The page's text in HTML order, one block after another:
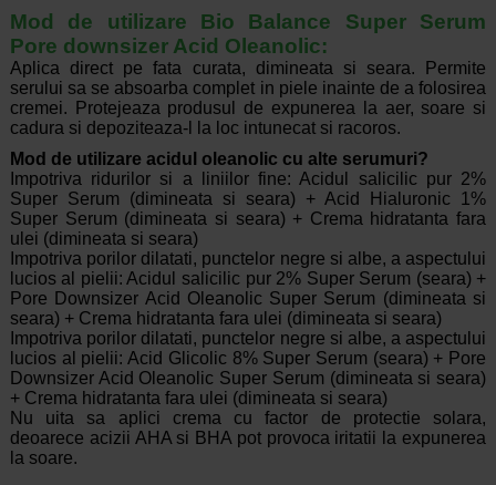
Mod de utilizare Bio Balance Super Serum
Pore downsizer Acid Oleanolic:
Aplica direct pe fata curata, dimineata si seara. Permite
serului sa se absoarba complet in piele inainte de a folosirea
cremei. Protejeaza produsul de expunerea la aer, soare si
cadura si depoziteaza-l la loc intunecat si racoros.
Mod de utilizare acidul oleanolic cu alte serumuri?
Impotriva ridurilor si a liniilor fine: Acidul salicilic pur 2%
Super Serum (dimineata si seara) + Acid Hialuronic 1%
Super Serum (dimineata si seara) + Crema hidratanta fara
ulei (dimineata si seara)
Impotriva porilor dilatati, punctelor negre si albe, a aspectului
lucios al pielii: Acidul salicilic pur 2% Super Serum (seara) +
Pore Downsizer Acid Oleanolic Super Serum (dimineata si
seara) + Crema hidratanta fara ulei (dimineata si seara)
Impotriva porilor dilatati, punctelor negre si albe, a aspectului
lucios al pielii: Acid Glicolic 8% Super Serum (seara) + Pore
Downsizer Acid Oleanolic Super Serum (dimineata si seara)
+ Crema hidratanta fara ulei (dimineata si seara)
Nu uita sa aplici crema cu factor de protectie solara,
deoarece acizii AHA si BHA pot provoca iritatii la expunerea
la soare.